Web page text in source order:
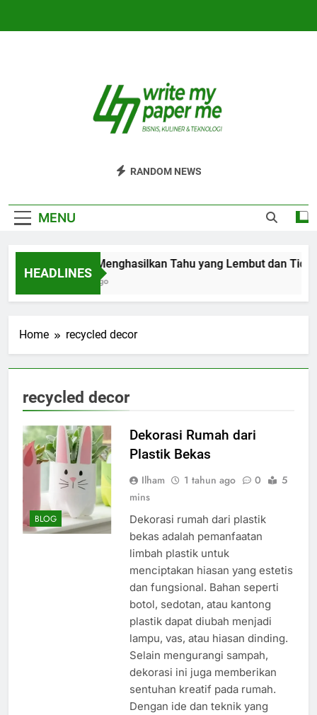
Bisnis, Kuliner, Teknologi
RANDOM NEWS
MENU
HEADLINES
Cara Menghasilkan Tahu yang Lembut dan
6 Jam Ago
Home recycled decor
recycled decor
BLOG
Dekorasi Rumah dari
Plastik Bekas
Ilham 1 tahun ago 0
5
mins
Dekorasi rumah dari plastik
bekas adalah pemanfaatan
limbah plastik untuk
menciptakan hiasan yang estetis
dan fungsional. Bahan seperti
botol, sedotan, atau kantong
plastik dapat diubah menjadi
lampu, vas, atau hiasan dinding.
Selain mengurangi sampah,
dekorasi ini juga memberikan
sentuhan kreatif pada rumah.
Dengan ide dan teknik yang